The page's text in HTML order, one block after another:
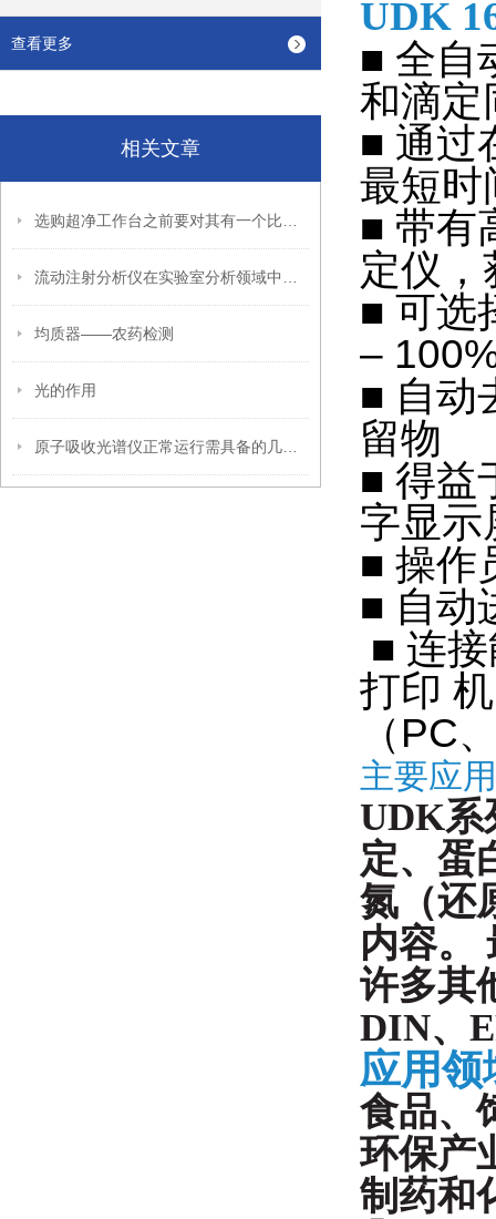
查看更多
相关文章
均质器——农药检测
光的作用
UDK
■ 全自
和滴定
■ 通过
最短
■ 带有
定仪
■ 可选
–
■ 自动
留物
■ 得益
字显
■ 操作
■ 自动
■ 连
打印
（PC
主要应
UDK系
定、蛋
氮（还
内容。
许多其
DIN、
应用领
食品、
环保产
制药和